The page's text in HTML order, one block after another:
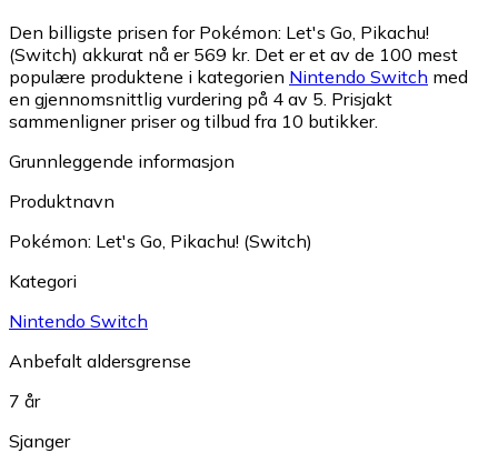
Den billigste prisen for Pokémon: Let's Go, Pikachu!
(Switch) akkurat nå er 569 kr. Det er et av de 100 mest
populære produktene i kategorien Nintendo Switch med
en gjennomsnittlig vurdering på 4 av 5. Prisjakt
sammenligner priser og tilbud fra 10 butikker.
Grunnleggende informasjon
Produktnavn
Pokémon: Let's Go, Pikachu! (Switch)
Kategori
Nintendo Switch
Anbefalt aldersgrense
7 år
Sjanger